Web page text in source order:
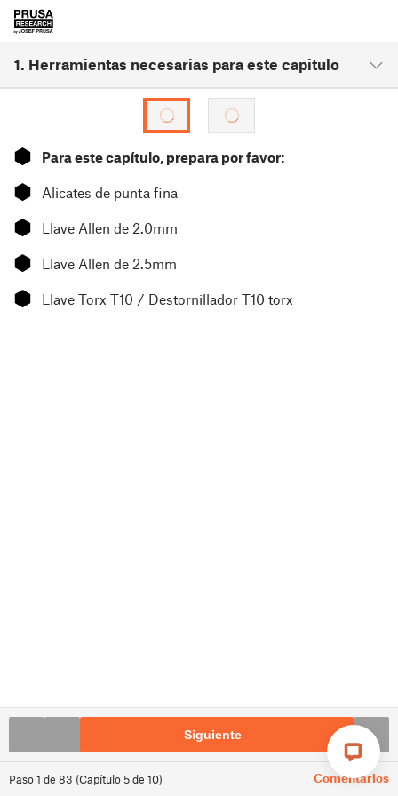
1. Herramientas necesarias para este capitulo
Paso1 de 83 (Capítulo 5de 10) Comentarios
⬢ Para este capítulo, prepara por favor:
⬢ Alicates de punta fina
⬢ Llave Allen de 2.0mm
⬢ Llave Allen de 2.5mm
⬢ Llave Torx T10 / Destornillador T10 torx
Siguiente